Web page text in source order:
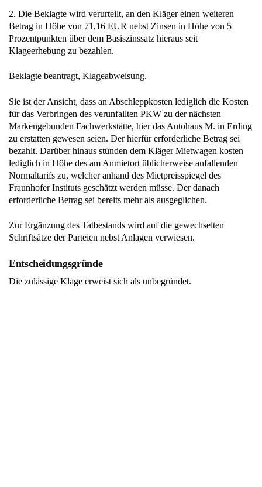
2. Die Beklagte wird verurteilt, an den Kläger einen weiteren
Betrag in Höhe von 71,16 EUR nebst Zinsen in Höhe von 5
Prozentpunkten über dem Basiszinssatz hieraus seit
Klageerhebung zu bezahlen.
Beklagte beantragt, Klageabweisung.
Sie ist der Ansicht, dass an Abschleppkosten lediglich die Kosten
für das Verbringen des verunfallten PKW zu der nächsten
Markengebunden Fachwerkstätte, hier das Autohaus M. in Erding
zu erstatten gewesen seien. Der hierfür erforderliche Betrag sei
bezahlt. Darüber hinaus stünden dem Kläger Mietwagen kosten
lediglich in Höhe des am Anmietort üblicherweise anfallenden
Normaltarifs zu, welcher anhand des Mietpreisspiegel des
Fraunhofer Instituts geschätzt werden müsse. Der danach
erforderliche Betrag sei bereits mehr als ausgeglichen.
Zur Ergänzung des Tatbestands wird auf die gewechselten
Schriftsätze der Parteien nebst Anlagen verwiesen.
Entscheidungsgründe
Die zulässige Klage erweist sich als unbegründet.